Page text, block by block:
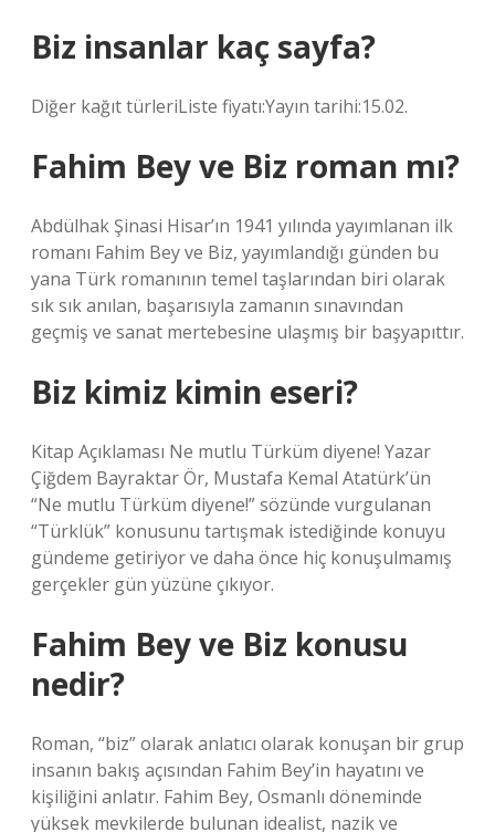
Biz insanlar kaç sayfa?
Diğer kağıt türleriListe fiyatı:Yayın tarihi:15.02.
Fahim Bey ve Biz roman mı?
Abdülhak Şinasi Hisar’ın 1941 yılında yayımlanan ilk
romanı Fahim Bey ve Biz, yayımlandığı günden bu
yana Türk romanının temel taşlarından biri olarak
sık sık anılan, başarısıyla zamanın sınavından
geçmiş ve sanat mertebesine ulaşmış bir başyapıttır.
Biz kimiz kimin eseri?
Kitap Açıklaması Ne mutlu Türküm diyene! Yazar
Çiğdem Bayraktar Ör, Mustafa Kemal Atatürk’ün
“Ne mutlu Türküm diyene!” sözünde vurgulanan
“Türklük” konusunu tartışmak istediğinde konuyu
gündeme getiriyor ve daha önce hiç konuşulmamış
gerçekler gün yüzüne çıkıyor.
Fahim Bey ve Biz konusu
nedir?
Roman, “biz” olarak anlatıcı olarak konuşan bir grup
insanın bakış açısından Fahim Bey’in hayatını ve
kişiliğini anlatır. Fahim Bey, Osmanlı döneminde
yüksek mevkilerde bulunan idealist, nazik ve